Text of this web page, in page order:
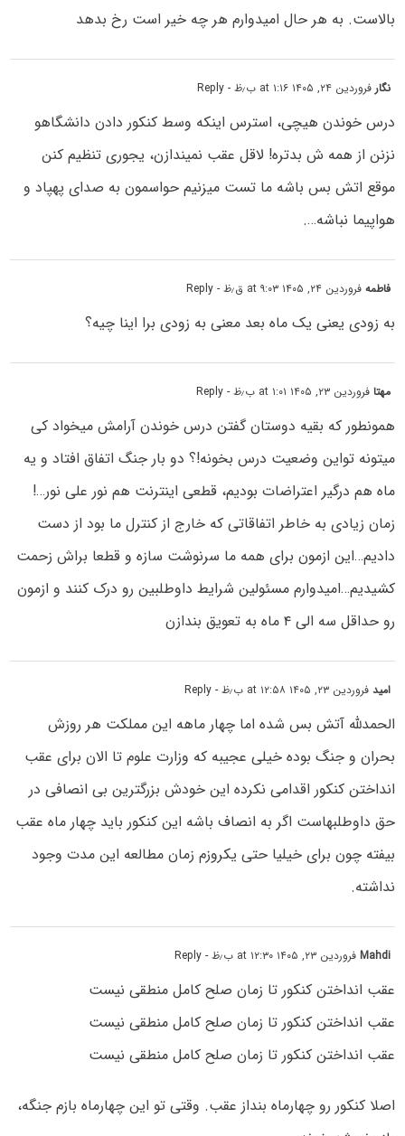
بالاست. به هر حال امیدوارم هر چه خیر است رخ بدهد
نگارفروردین ۲۴, ۱۴۰۵ at ۱:۱۶ ب٫ظ - Reply
درس خوندن هیچی، استرس اینکه وسط کنکور دادن دانشگاهو
نزنن از همه ش بدتره! لاقل عقب نمیندازن، یجوری تنظیم کنن
موقع اتش بس باشه ما تست میزنیم حواسمون به صدای پهپاد و
هواپیما نباشه….
فاطمهفروردین ۲۴, ۱۴۰۵ at ۹:۰۳ ق٫ظ - Reply
به زودی یعنی یک ماه بعد معنی به زودی برا اینا چیه؟
مهتافروردین ۲۳, ۱۴۰۵ at ۱:۰۱ ب٫ظ - Reply
همونطور که بقیه دوستان گفتن درس خوندن آرامش میخواد کی
میتونه تواین وضعیت درس بخونه!؟ دو بار جنگ اتفاق افتاد و یه
ماه هم درگیر اعتراضات بودیم، قطعی اینترنت هم نور علی نور…!
زمان زیادی به خاطر اتفاقاتی که خارج از کنترل ما بود از دست
دادیم…این ازمون برای همه ما سرنوشت سازه و قطعا براش زحمت
کشیدیم…امیدوارم مسئولین شرایط داوطلبین رو درک کنند و ازمون
رو حداقل سه الی ۴ ماه به تعویق بندازن
امیدفروردین ۲۳, ۱۴۰۵ at ۱۲:۵۸ ب٫ظ - Reply
الحمدلله آتش بس شده اما چهار ماهه این مملکت هر روزش
بحران و جنگ بوده خیلی عجیبه که وزارت علوم تا الان برای عقب
انداختن کنکور اقدامی نکرده این خودش بزرگترین بی انصافی در
حق داوطلبهاست اگر به انصاف باشه این کنکور باید چهار ماه عقب
بیفته چون برای خیلیا حتی یکروزم زمان مطالعه این مدت وجود
نداشته.
Mahdiفروردین ۲۳, ۱۴۰۵ at ۱۲:۳۰ ب٫ظ - Reply
عقب انداختن کنکور تا زمان صلح کامل منطقی نیست
عقب انداختن کنکور تا زمان صلح کامل منطقی نیست
عقب انداختن کنکور تا زمان صلح کامل منطقی نیست
اصلا کنکور رو چهارماه بنداز عقب. وقتی تو این چهارماه بازم جنگه،